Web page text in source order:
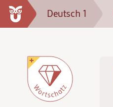
Deutsch 1